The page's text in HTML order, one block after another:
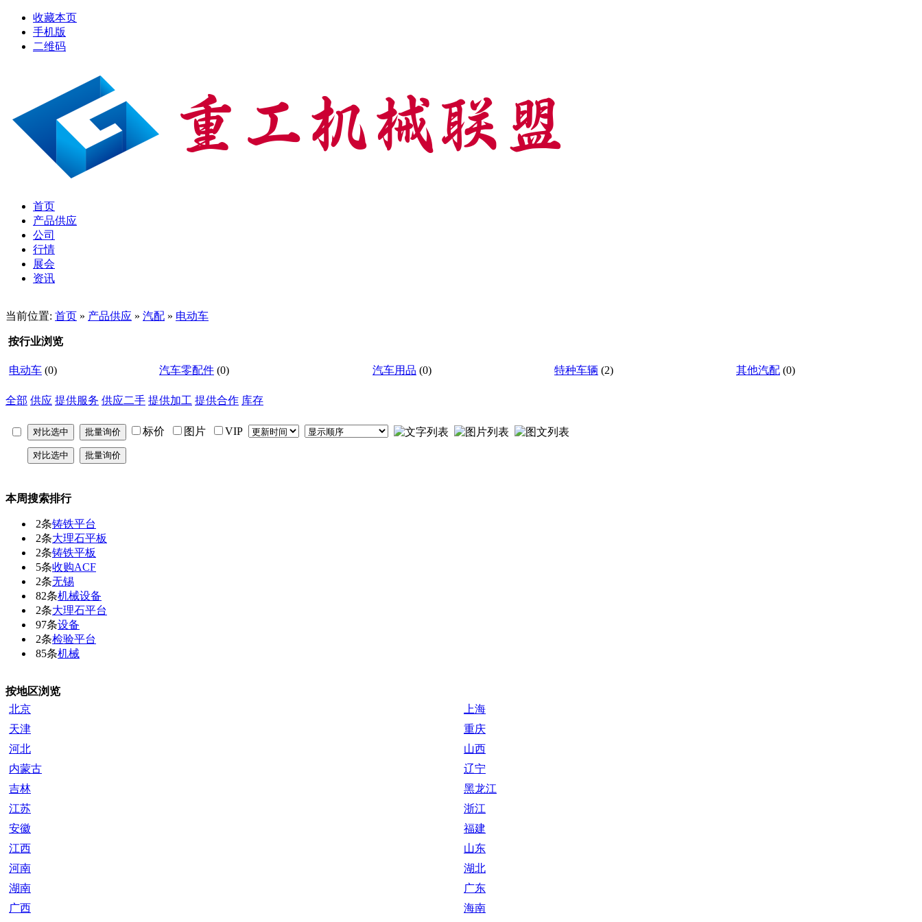
收藏本页
手机版
二维码
首页
产品供应
公司
行情
展会
资讯
当前位置: 首页 » 产品供应 » 汽配 » 电动车
按行业浏览
电动车 (0) 汽车零配件 (0) 汽车用品 (0) 特种车辆 (2) 其他汽配 (0)
全部 供应 提供服务 供应二手 提供加工 提供合作 库存
标价 图片 VIP
本周搜索排行
2条铸铁平台
2条大理石平板
2条铸铁平板
5条收购ACF
2条无锡
82条机械设备
2条大理石平台
97条设备
2条检验平台
85条机械
按地区浏览
北京
上海
天津
重庆
河北
山西
内蒙古
辽宁
吉林
黑龙江
江苏
浙江
安徽
福建
江西
山东
河南
湖北
湖南
广东
广西
海南